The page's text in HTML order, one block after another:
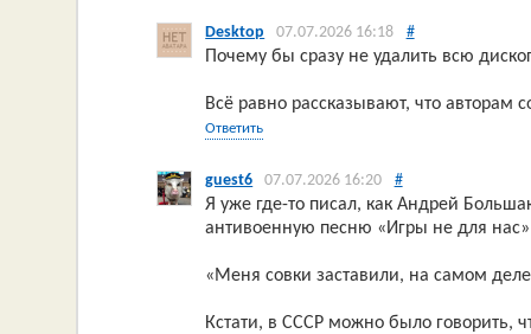
Desktop 07.07.2026 16:18 #
Почему бы сразу не удалить всю
Всё равно рассказывают, что авторам
Ответить
guest6 07.07.2026 16:20 #
Я уже где-то писал, как Андрей
антивоенную песню «Игры не для нас»
«Меня совки заставили, на самом
Кстати, в СССР можно было говорить,